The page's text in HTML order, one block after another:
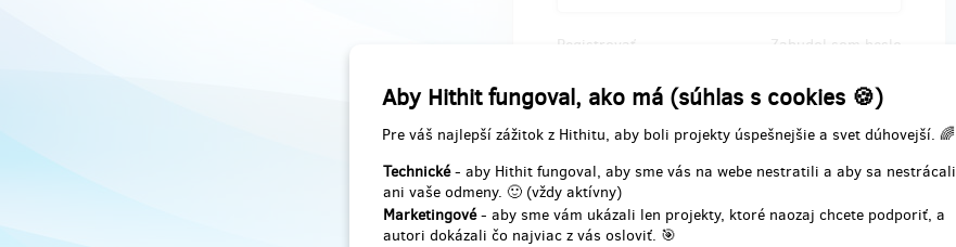
Aby Hithit fungoval, ako má (súhlas s cookies 🍪)
Pre váš najlepší zážitok z Hithitu, aby boli projekty úspešnejšie a svet dúhovejší. 🌈
Technické- aby Hithit fungoval, aby sme vás na webe nestratili a aby sa nestrácali
ani vaše odmeny. 🙂 (vždy aktívny)
Marketingové- aby sme vám ukázali len projekty, ktoré naozaj chcete podporiť, a
autori dokázali čo najviac z vás osloviť. 🎯
Registrovať Zabudol som heslo